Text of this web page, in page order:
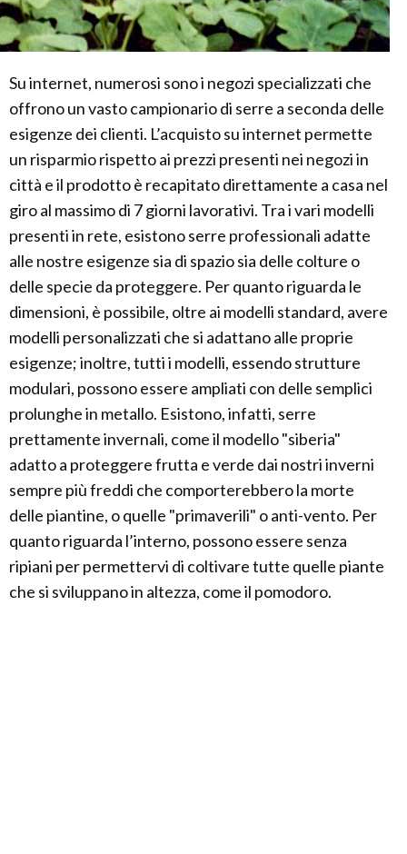
Su internet, numerosi sono i negozi specializzati che
offrono un vasto campionario di serre a seconda delle
esigenze dei clienti. L’acquisto su internet permette
un risparmio rispetto ai prezzi presenti nei negozi in
città e il prodotto è recapitato direttamente a casa nel
giro al massimo di 7 giorni lavorativi. Tra i vari modelli
presenti in rete, esistono serre professionali adatte
alle nostre esigenze sia di spazio sia delle colture o
delle specie da proteggere. Per quanto riguarda le
dimensioni, è possibile, oltre ai modelli standard, avere
modelli personalizzati che si adattano alle proprie
esigenze; inoltre, tutti i modelli, essendo strutture
modulari, possono essere ampliati con delle semplici
prolunghe in metallo. Esistono, infatti, serre
prettamente invernali, come il modello "siberia"
adatto a proteggere frutta e verde dai nostri inverni
sempre più freddi che comporterebbero la morte
delle piantine, o quelle "primaverili" o anti-vento. Per
quanto riguarda l’interno, possono essere senza
ripiani per permettervi di coltivare tutte quelle piante
che si sviluppano in altezza, come il pomodoro.